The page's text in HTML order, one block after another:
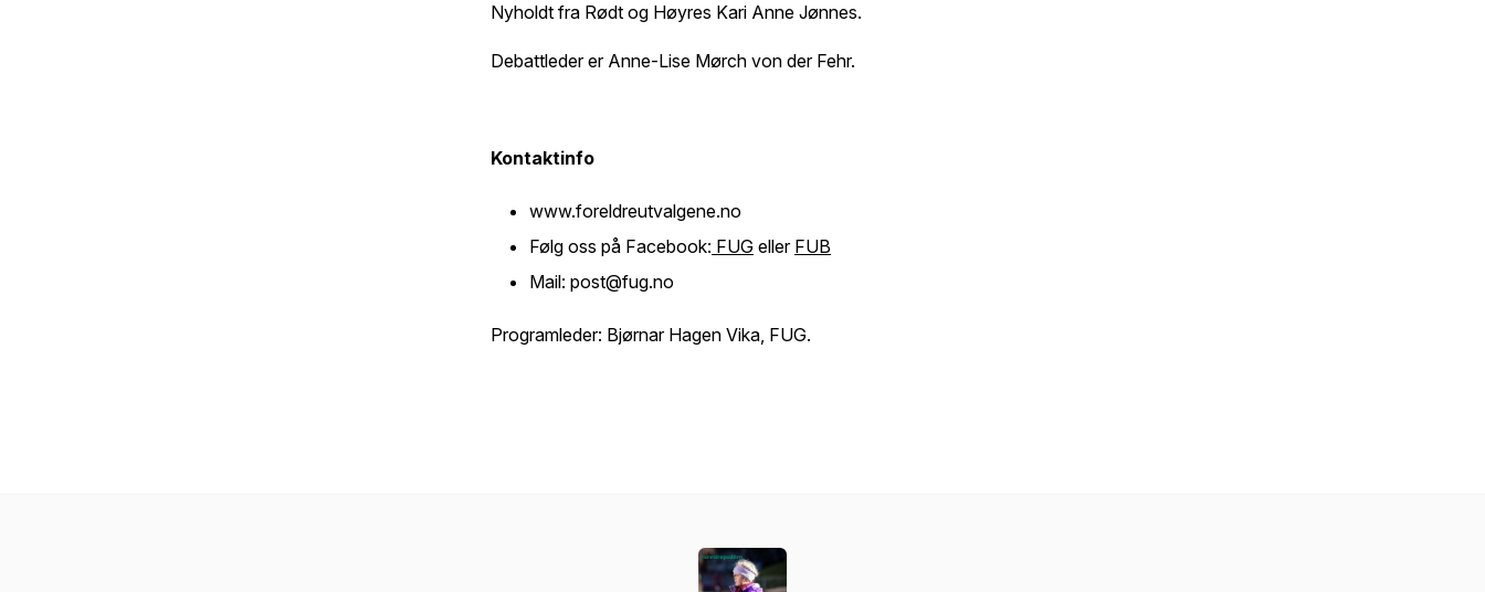
Nyholdt fra Rødt og Høyres Kari Anne Jønnes.
Debattleder er Anne-Lise Mørch von der Fehr.
Kontaktinfo
www.foreldreutvalgene.no
Følg oss på Facebook: FUG eller FUB
Mail: post@fug.no
Programleder: Bjørnar Hagen Vika, FUG.